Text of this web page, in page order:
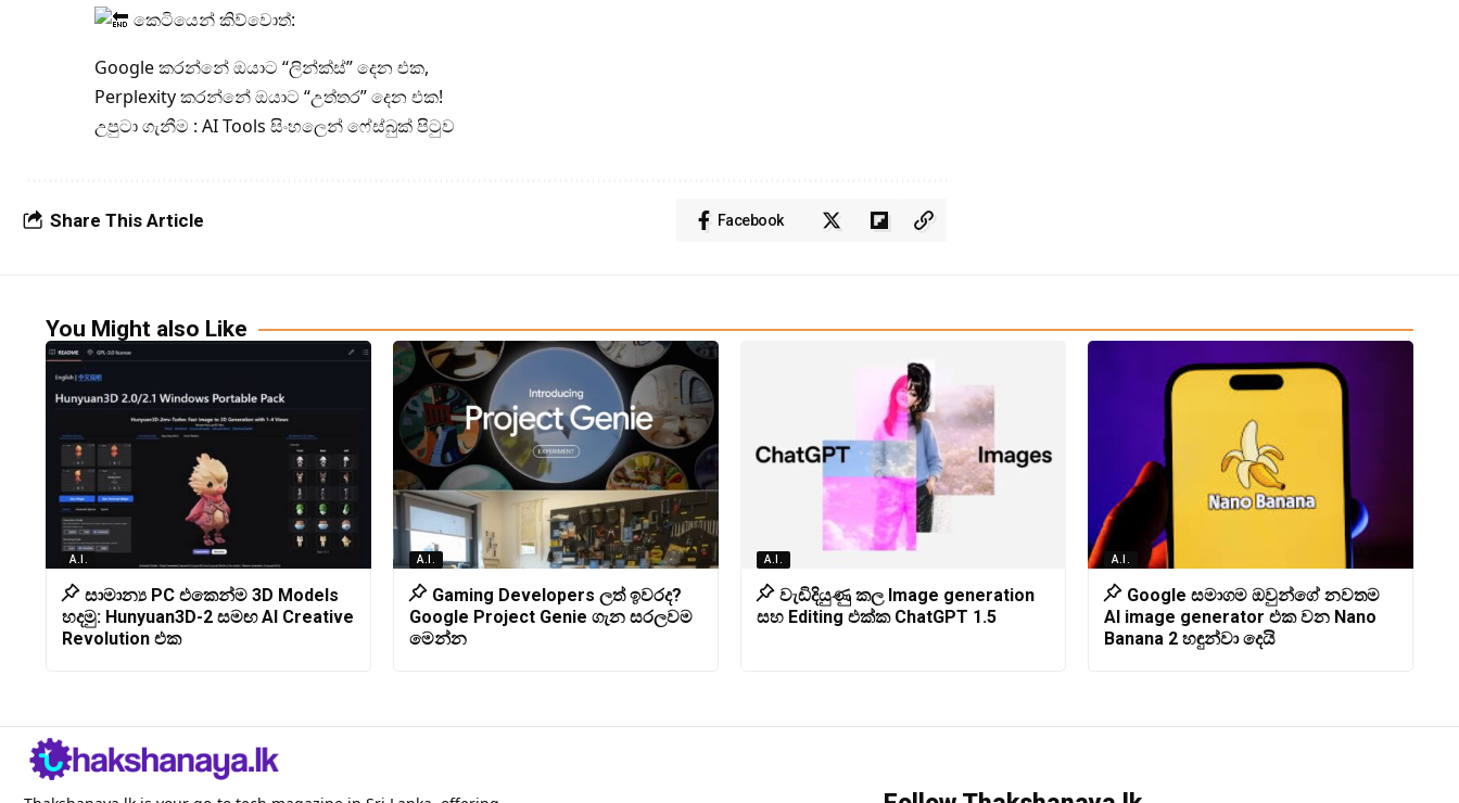
කෙටියෙන් කිව්වොත්:
Google කරන්නේ ඔයාට “ලින්ක්ස්” දෙන එක,
Perplexity කරන්නේ ඔයාට “උත්තර” දෙන එක!
උපුටා ගැනීම : AI Tools සිංහලෙන් ෆේස්බුක් පිටුව
Share This Article Facebook
You Might also Like
A.I.
සාමාන්‍ය PC එකෙන්ම 3D Models
හදමු: Hunyuan3D-2 සමඟ AI Creative
Revolution එක
A.I.
Gaming Developers ලත් ඉවරද?
Google Project Genie ගැන සරලවම
මෙන්න
A.I.
වැඩිදියුණු කල Image generation
සහ Editing එක්ක ChatGPT 1.5
A.I.
Google සමාගම ඔවුන්ගේ නවතම
AI image generator එක වන Nano
Banana 2 හඳුන්වා දෙයි